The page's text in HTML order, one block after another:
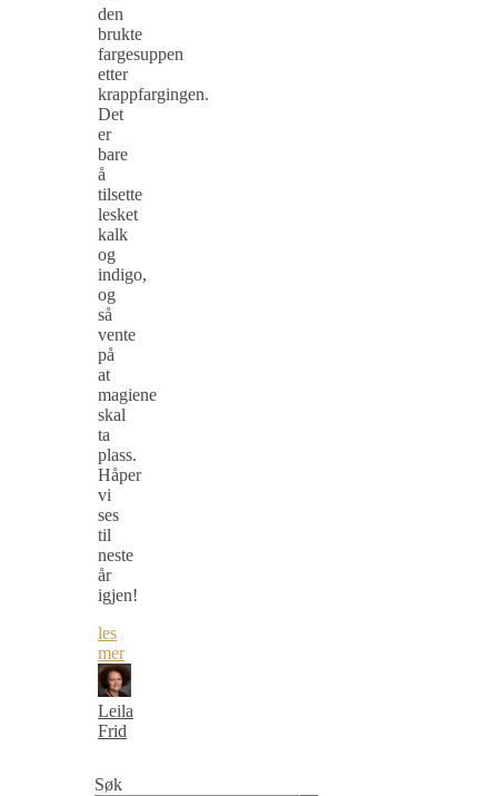
den
brukte
fargesuppen
etter
krappfargingen.
Det
er
bare
å
tilsette
lesket
kalk
og
indigo,
og
så
vente
på
at
magiene
skal
ta
plass.
Håper
vi
ses
til
neste
år
igjen!
les
mer
Leila
Frid
Søk